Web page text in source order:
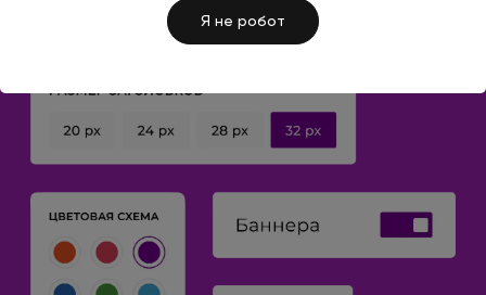
Я не робот
СМОТРЕТЬ ДЕМО